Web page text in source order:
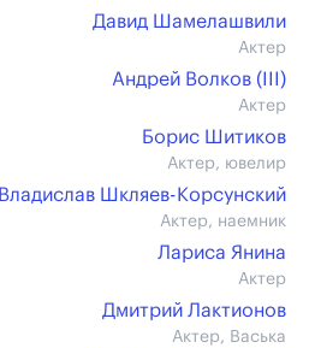
Давид Шамелашвили
Актер
Андрей Волков (III)
Актер
Борис Шитиков
Актер, ювелир
Владислав Шкляев-Корсунский
Актер, наемник
Лариса Янина
Актер
Дмитрий Лактионов
Актер, Васька